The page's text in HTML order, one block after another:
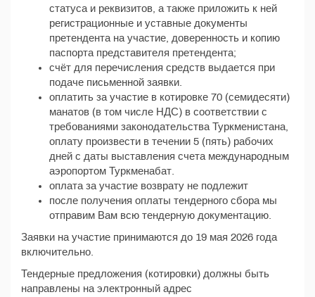
статуса и реквизитов, а также приложить к ней
регистрационные и уставные документы
претендента на участие, доверенность и копию
паспорта представителя претендента;
счёт для перечисления средств выдается при
подаче письменной заявки.
оплатить за участие в котировке 70 (семидесяти)
манатов (в том числе НДС) в соответствии с
требованиями законодательства Туркменистана,
оплату произвести в течении 5 (пять) рабочих
дней с даты выставления счета международным
аэропортом Туркменабат.
оплата за участие возврату не подлежит
после получения оплаты тендерного сбора мы
отправим Вам всю тендерную документацию.
Заявки на участие принимаются до 19 мая 2026 года
включительно.
Тендерные предложения (котировки) должны быть
направлены на электронный адрес